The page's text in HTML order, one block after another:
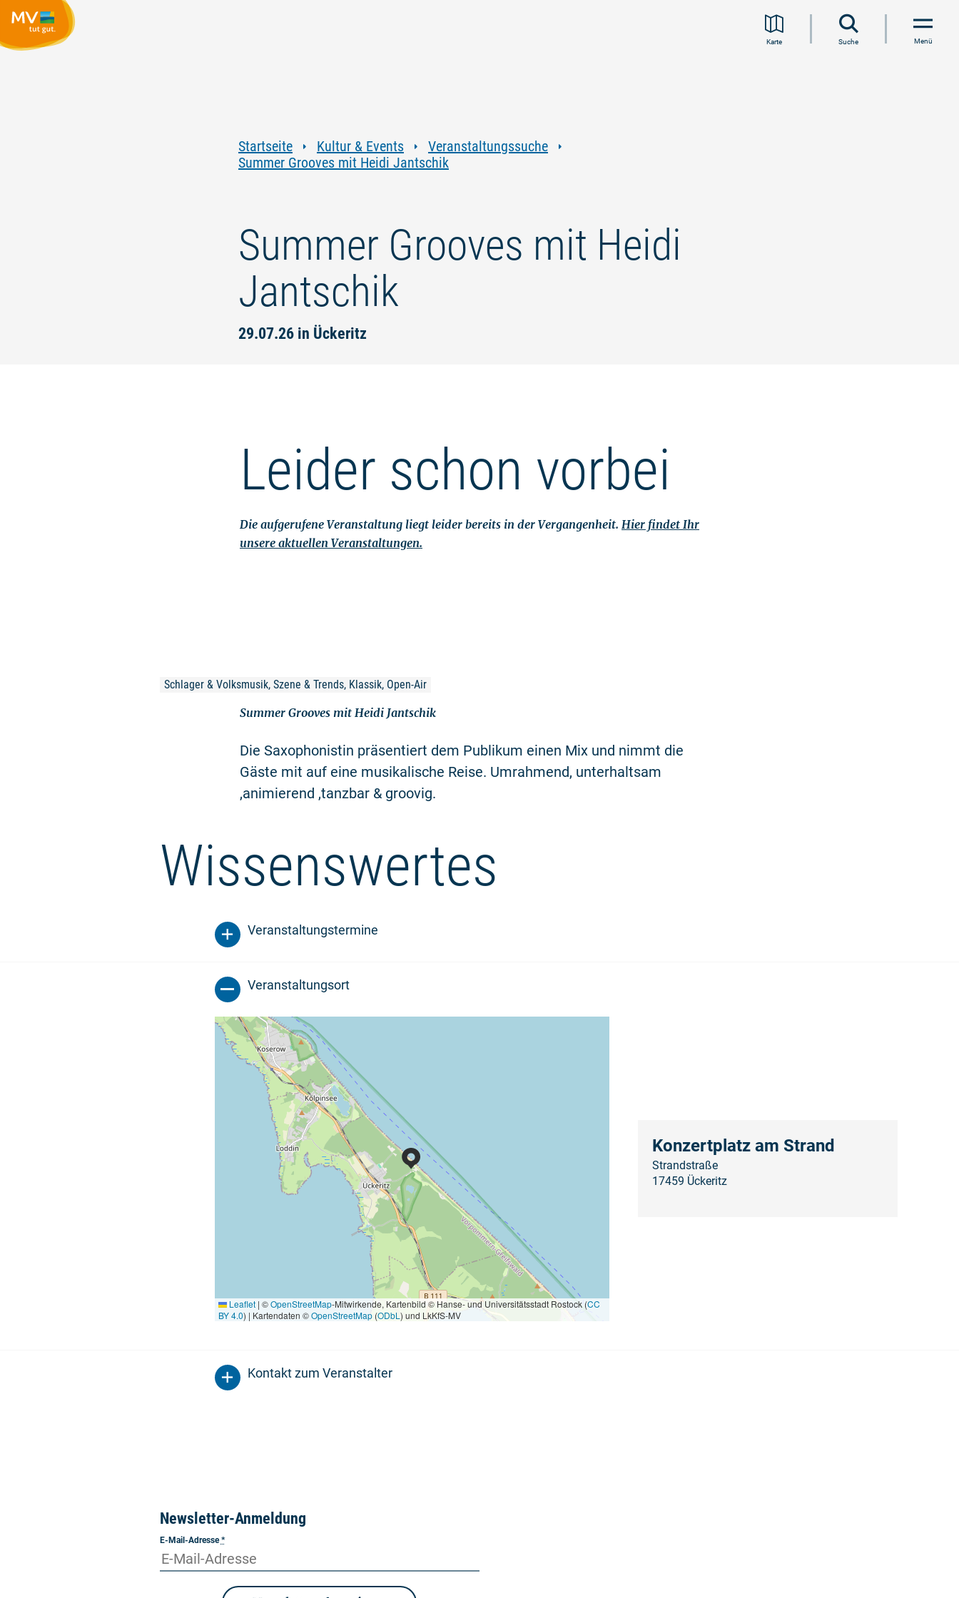
Karte Suche Menü
Startseite Kultur & Events
Veranstaltungssuche
Summer Grooves mit Heidi Jantschik
Summer Grooves mit Heidi
Jantschik
29.07.26 in Ückeritz
Leider schon vorbei
Die aufgerufene Veranstaltung liegt leider bereits in der Vergangenheit. Hier findet Ihr
unsere aktuellen Veranstaltungen.
Schlager & Volksmusik, Szene & Trends, Klassik, Open-Air
Summer Grooves mit Heidi Jantschik
Die Saxophonistin präsentiert dem Publikum einen Mix und nimmt die
Gäste mit auf eine musikalische Reise. Umrahmend, unterhaltsam
,animierend ,tanzbar & groovig.
Wissenswertes
Veranstaltungstermine
Veranstaltungsort
Leaflet | ©OpenStreetMap-Mitwirkende, Kartenbild © Hanse- und Universitätsstadt Rostock (CC
BY 4.0) | Kartendaten ©OpenStreetMap(ODbL ) und LkKfS-MV
Konzertplatz am Strand
Strandstraße
17459 Ückeritz
Kontakt zum Veranstalter
Newsletter-Anmeldung
E-Mail-Adresse*